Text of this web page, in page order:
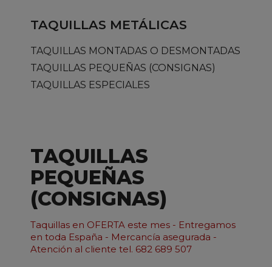
TAQUILLAS METÁLICAS
TAQUILLAS MONTADAS O DESMONTADAS
TAQUILLAS PEQUEÑAS (CONSIGNAS)
TAQUILLAS ESPECIALES
TAQUILLAS
PEQUEÑAS
(CONSIGNAS)
Taquillas en OFERTA este mes - Entregamos
en toda España - Mercancía asegurada -
Atención al cliente tel. 682 689 507